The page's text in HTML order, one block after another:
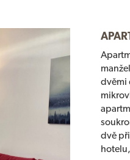
dvěmi
dvě